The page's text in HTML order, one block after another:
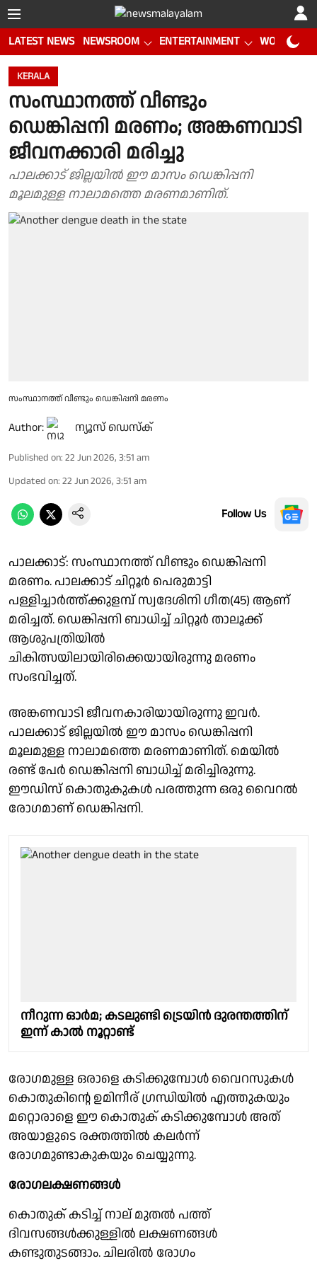
LATEST NEWS NEWSROOM ENTERTAINMENT WORLD CUP
KERALA
സംസ്ഥാനത്ത് വീണ്ടും
ഡെങ്കിപ്പനി മരണം; അങ്കണവാടി
ജീവനക്കാരി മരിച്ചു
പാലക്കാട് ജില്ലയില്‍ ഈ മാസം ഡെങ്കിപ്പനി
മൂലമുള്ള നാലാമത്തെ മരണമാണിത്.
സംസ്ഥാനത്ത് വീണ്ടും ഡെങ്കിപ്പനി മരണം
Author: ന്യൂസ് ഡെസ്ക്
Published on: 22 Jun 2026, 3:51 am
Updated on: 22 Jun 2026, 3:51 am
Follow Us
പാലക്കാട്: സംസ്ഥാനത്ത് വീണ്ടും ഡെങ്കിപ്പനി
മരണം. പാലക്കാട് ചിറ്റൂർ പെരുമാട്ടി
പള്ളിച്ചാർത്ത്ക്കുളമ്പ് സ്വദേശിനി ഗീത(45) ആണ്
മരിച്ചത്. ഡെങ്കിപ്പനി ബാധിച്ച് ചിറ്റൂര്‍ താലൂക്ക്
ആശുപത്രിയില്‍
ചികിത്സയിലായിരിക്കെയായിരുന്നു മരണം
സംഭവിച്ചത്.
അങ്കണവാടി ജീവനകാരിയായിരുന്നു ഇവർ.
പാലക്കാട് ജില്ലയില്‍ ഈ മാസം ഡെങ്കിപ്പനി
മൂലമുള്ള നാലാമത്തെ മരണമാണിത്. മെയില്‍
രണ്ട് പേര്‍ ഡെങ്കിപ്പനി ബാധിച്ച് മരിച്ചിരുന്നു.
ഈഡിസ് കൊതുകുകള്‍ പരത്തുന്ന ഒരു വൈറല്‍
രോഗമാണ് ഡെങ്കിപ്പനി.
നീറുന്ന ഓർമ; കടലുണ്ടി ട്രെയിൻ ദുരന്തത്തിന്
ഇന്ന് കാൽ നൂറ്റാണ്ട്
രോഗമുള്ള ഒരാളെ കടിക്കുമ്പോള്‍ വൈറസുകള്‍
കൊതുകിൻ്റെ ഉമിനീര് ഗ്രന്ധിയില്‍ എത്തുകയും
മറ്റൊരാളെ ഈ കൊതുക് കടിക്കുമ്പോള്‍ അത്
അയാളുടെ രക്തത്തില്‍ കലര്‍ന്ന്
രോഗമുണ്ടാകുകയും ചെയ്യുന്നു.
രോഗലക്ഷണങ്ങൾ
കൊതുക് കടിച്ച് നാല് മുതൽ പത്ത്
ദിവസങ്ങൾക്കുള്ളിൽ ലക്ഷണങ്ങൾ
കണ്ടുതുടങ്ങാം. ചിലരിൽ രോഗം